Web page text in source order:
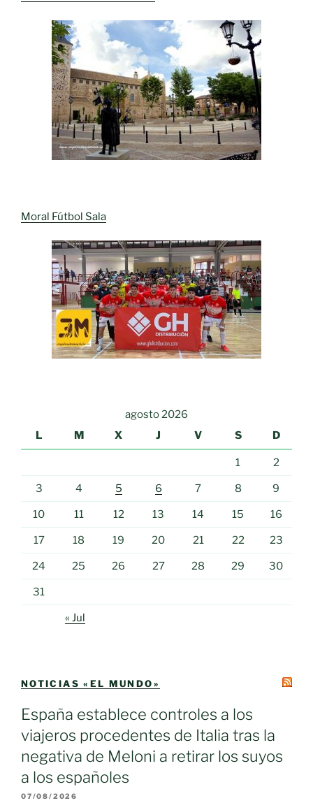
Moral Fútbol Sala
agosto 2026
L
M X J V S D
1 2
3 4 5 6 7 8 9
10 11 12 13 14 15 16
17 18 19 20 21 22 23
24 25 26 27 28 29 30
31
« Jul
NOTICIAS «EL MUNDO»
España establece controles a los
viajeros procedentes de Italia tras la
negativa de Meloni a retirar los suyos
a los españoles
07/08/2026